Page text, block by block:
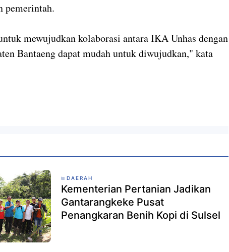
pemerintah.
mewujudkan kolaborasi antara IKA Unhas dengan
Bantaeng dapat mudah untuk diwujudkan," kata
DAERAH
Kementerian Pertanian Jadikan
Gantarangkeke Pusat
Penangkaran Benih Kopi di Sulsel